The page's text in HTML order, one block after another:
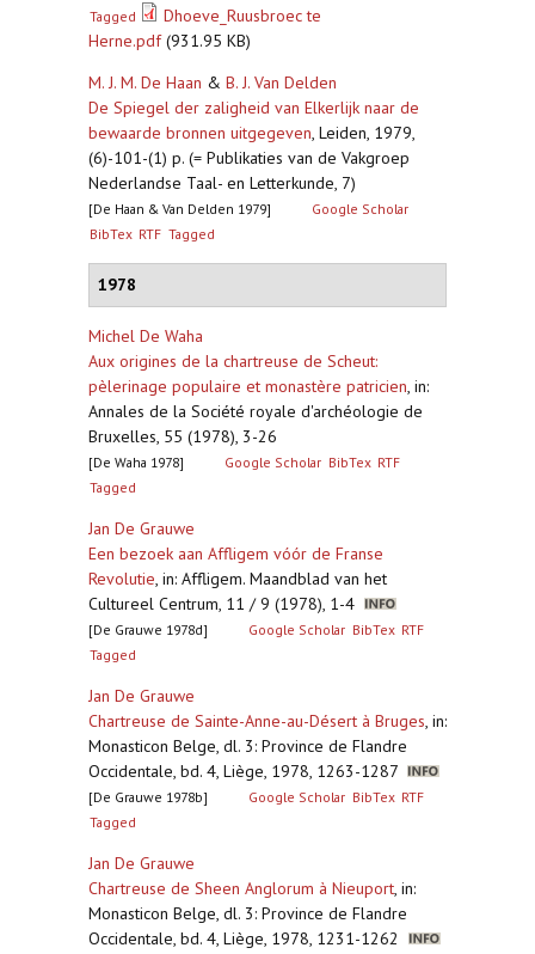
Tagged
Dhoeve_Ruusbroec te
Herne.pdf(931.95 KB)
M. J. M. De Haan & B. J. Van Delden
De Spiegel der zaligheid van Elkerlijk naar de
bewaarde bronnen uitgegeven, Leiden, 1979,
(6)-101-(1) p. (= Publikaties van de Vakgroep
Nederlandse Taal- en Letterkunde, 7)
[De Haan & Van Delden 1979]
Google Scholar
BibTex RTF Tagged
1978
Michel De Waha
Aux origines de la chartreuse de Scheut:
pèlerinage populaire et monastère patricien, in:
Annales de la Société royale d'archéologie de
Bruxelles, 55 (1978), 3-26
[De Waha 1978] Google Scholar BibTex RTF
Tagged
Jan De Grauwe
Een bezoek aan Affligem vóór de Franse
Revolutie, in: Affligem. Maandblad van het
Cultureel Centrum, 11 / 9 (1978), 1-4
[De Grauwe 1978d] Google Scholar BibTex RTF
Tagged
Jan De Grauwe
Chartreuse de Sainte-Anne-au-Désert à Bruges, in:
Monasticon Belge, dl. 3: Province de Flandre
Occidentale, bd. 4, Liège, 1978, 1263-1287
[De Grauwe 1978b] Google Scholar BibTex RTF
Tagged
Jan De Grauwe
Chartreuse de Sheen Anglorum à Nieuport, in:
Monasticon Belge, dl. 3: Province de Flandre
Occidentale, bd. 4, Liège, 1978, 1231-1262